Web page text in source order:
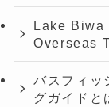
Lake Biwa
Overseas
バスフィッ
グガイドと